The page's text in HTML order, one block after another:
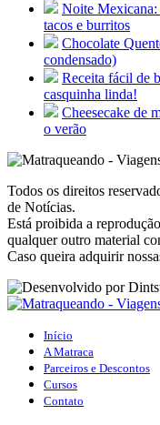
Noite Mexicana:
tacos e burritos
Chocolate
condensado)
Receita fácil de
casquinha linda!
Cheesecake de
o verão
Todos os direitos
de Notícias.
Está proibida a
qualquer outro material
Caso queira adquirir
Início
A Matraca
Parceiros e Descontos
Cursos
Contato